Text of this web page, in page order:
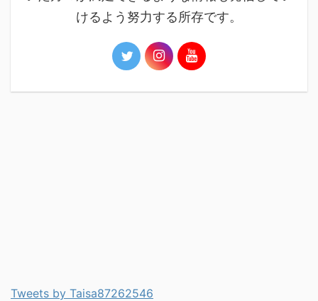
けるよう努力する所存です。
Tweets by Taisa87262546